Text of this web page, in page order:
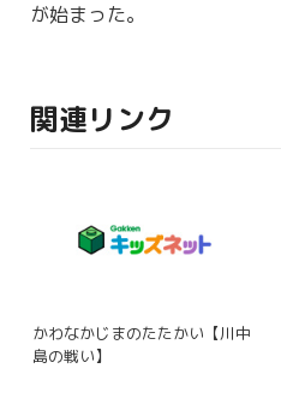
が始まった。
関連リンク
かわなかじまのたたかい【川中
島の戦い】